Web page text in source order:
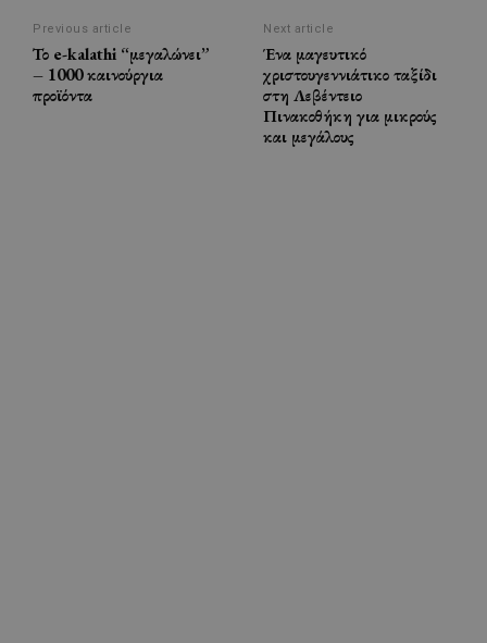
Previous article
Το e-kalathi “μεγαλώνει”
– 1000 καινούργια
προϊόντα
Next article
Ένα μαγευτικό
χριστουγεννιάτικο ταξίδι
στη Λεβέντειο
Πινακοθήκη για μικρούς
και μεγάλους